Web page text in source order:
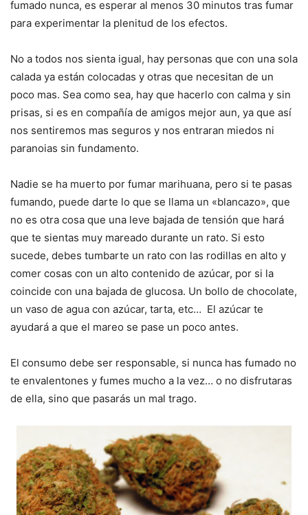
fumado nunca, es esperar al menos 30 minutos tras fumar
para experimentar la plenitud de los efectos.
No a todos nos sienta igual, hay personas que con una sola
calada ya están colocadas y otras que necesitan de un
poco mas. Sea como sea, hay que hacerlo con calma y sin
prisas, si es en compañía de amigos mejor aun, ya que así
nos sentiremos mas seguros y nos entraran miedos ni
paranoias sin fundamento.
Nadie se ha muerto por fumar marihuana, pero si te pasas
fumando, puede darte lo que se llama un «blancazo», que
no es otra cosa que una leve bajada de tensión que hará
que te sientas muy mareado durante un rato. Si esto
sucede, debes tumbarte un rato con las rodillas en alto y
comer cosas con un alto contenido de azúcar, por si la
coincide con una bajada de glucosa. Un bollo de chocolate,
un vaso de agua con azúcar, tarta, etc… El azúcar te
ayudará a que el mareo se pase un poco antes.
El consumo debe ser responsable, si nunca has fumado no
te envalentones y fumes mucho a la vez… o no disfrutaras
de ella, sino que pasarás un mal trago.